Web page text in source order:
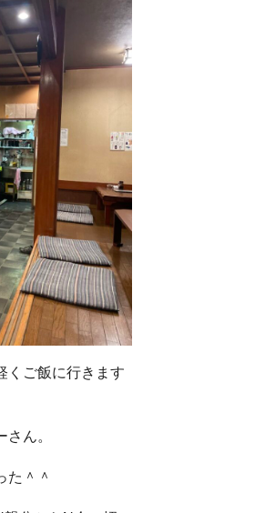
ご飯に行きます
ん。
＾＾